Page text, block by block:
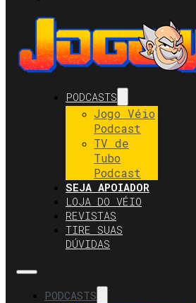
PODCASTS
Jogo Véio
Podcast
TV de
Tubo
Podcast
SEJA APOIADOR
LOJA DO VÉIO
REVISTAS
TIRE SUAS
DÚVIDAS
PODCASTS